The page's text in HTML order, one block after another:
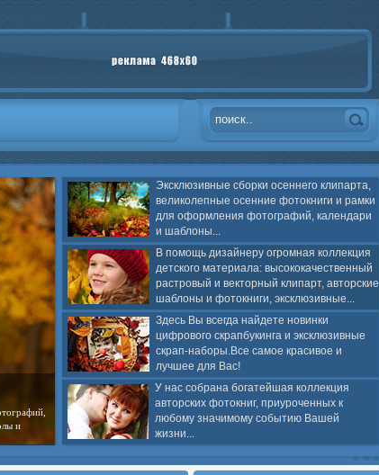
Эксклюзивные сборки осеннего клипарта,
великолепные осенние фотокниги и рамки
для оформления фотографий, календари
и шаблоны...
В помощь дизайнеру огромная коллекция
детского материала: высококачественный
растровый и векторный клипарт, авторские
шаблоны и фотокниги, эксклюзивные...
Здесь Вы всегда найдете новинки
цифрового скрапбукинга и эксклюзивные
скрап-наборы.Все самое красивое и
лучшее для Вас!
У нас собрана богатейшая коллекция
авторских фотокниг, приуроченных к
любому значимому событию Вашей
жизни...
и